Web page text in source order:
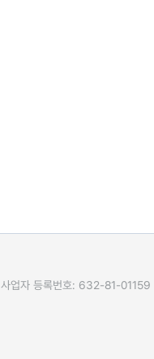
사업자 등록번호: 632-81-01159